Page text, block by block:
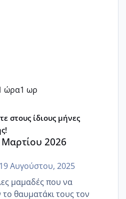
ώρα1 ωρ
στους ίδιους μήνες
2026
19 Αυγούστου, 2025
μαμαδές που να
το θαυματάκι τους τον